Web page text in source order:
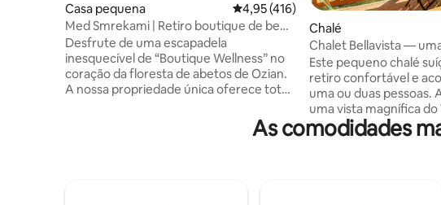
Casa pequena Classificação média de 4,95 em 5
4,95 (416)
Med Smrekami | Retiro boutique de bem-
estar e spa
Desfrute de uma escapadela
inesquecível de “Boutique Wellness” no
coração da floresta de abetos de Ozian.
A nossa propriedade única oferece total
uma casa de campo romântica em
madeira com vistas panorâmicas, uma
Chalé
Chalet Bellavista —
Alpes Suíços
Este pequeno chalé
retiro confortável e
uma ou duas pessoas.
uma vista magnífica do
dos Alpes Suíços de Valais. Ideal
amantes da natureza
As comodidades